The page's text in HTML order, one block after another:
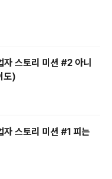
스토리 미션 #2 아니
도)
스토리 미션 #1 피는